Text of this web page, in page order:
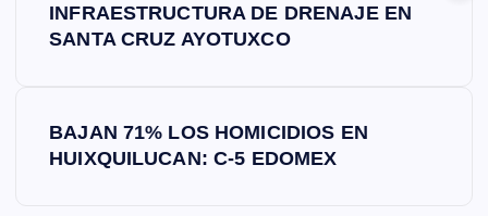
INFRAESTRUCTURA DE DRENAJE EN
SANTA CRUZ AYOTUXCO
BAJAN 71% LOS HOMICIDIOS EN
HUIXQUILUCAN: C-5 EDOMEX